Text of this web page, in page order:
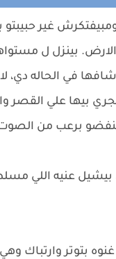
غير
بينزل ل
في الحاله
بيها علي القصر
برعب من
عنيه اللي
بتوتر وارتباك